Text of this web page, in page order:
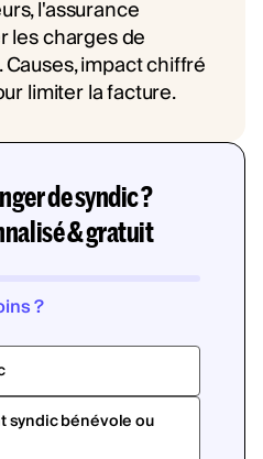
de syndic ?
& gratuit
?
syndic bénévole ou